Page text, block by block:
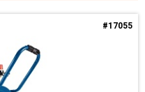
#17055